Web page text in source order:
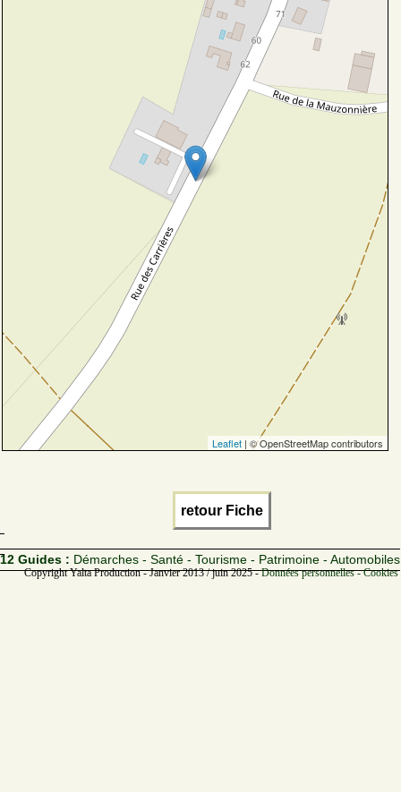
Leaflet | © OpenStreetMap contributors
retour Fiche
12 Guides : Démarches - Santé - Tourisme - Patrimoine - Automobiles
Copyright Yalta Production - Janvier 2013 / juin 2025 -Données personnelles -